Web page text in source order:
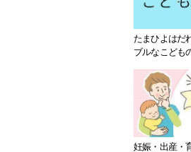
たまひよはだ
ブルなこども
妊娠・出産・